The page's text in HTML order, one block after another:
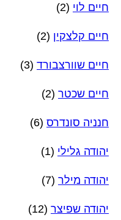
חיים לוי (2)
חיים קלצקין (2)
חיים שוורצבורד (3)
חיים שכטר (2)
חנניה סונדרס (6)
יהודה גלילי (1)
יהודה מילר (7)
יהודה שפיצר (12)